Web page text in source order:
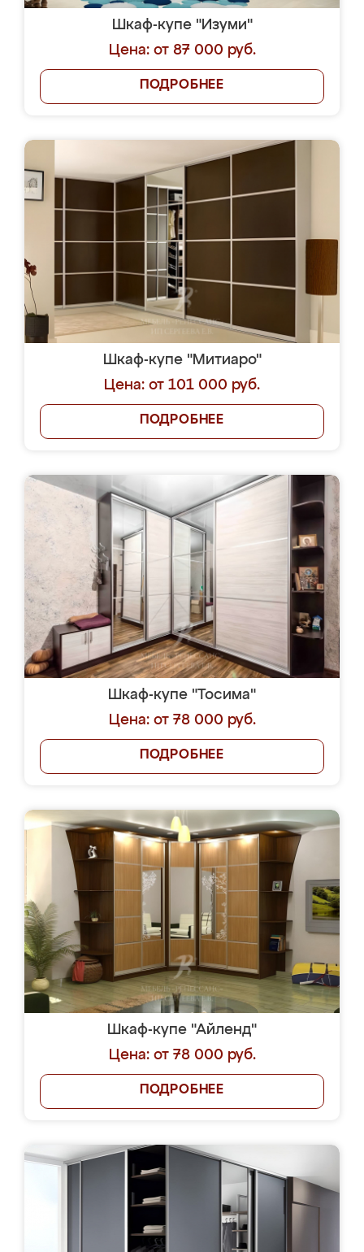
Шкаф-купе "Изуми"
Цена: от 87 000 руб.
ПОДРОБНЕЕ
Шкаф-купе "Митиаро"
Цена: от 101 000 руб.
ПОДРОБНЕЕ
Шкаф-купе "Тосима"
Цена: от 78 000 руб.
ПОДРОБНЕЕ
Шкаф-купе "Айленд"
Цена: от 78 000 руб.
ПОДРОБНЕЕ